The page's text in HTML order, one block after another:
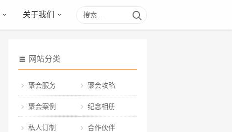
关于我们
网站分类
聚会服务 聚会攻略
聚会案例 纪念相册
私人订制 合作伙伴